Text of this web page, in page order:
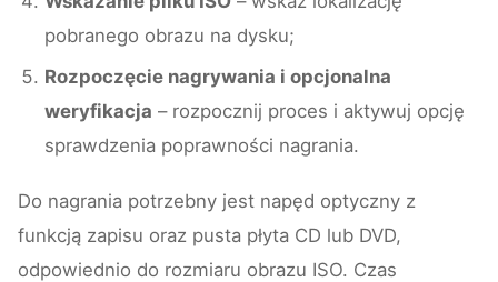
pobranego obrazu na dysku;
Rozpoczęcie nagrywania i opcjonalna
weryfikacja – rozpocznij proces i aktywuj opcję
sprawdzenia poprawności nagrania.
Do nagrania potrzebny jest napęd optyczny z
funkcją zapisu oraz pusta płyta CD lub DVD,
odpowiednio do rozmiaru obrazu ISO. Czas